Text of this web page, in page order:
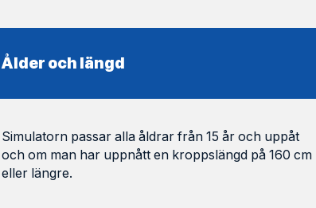
Ålder och längd
Simulatorn passar alla åldrar från 15 år och uppåt
och om man har uppnått en kroppslängd på 160 cm
eller längre.